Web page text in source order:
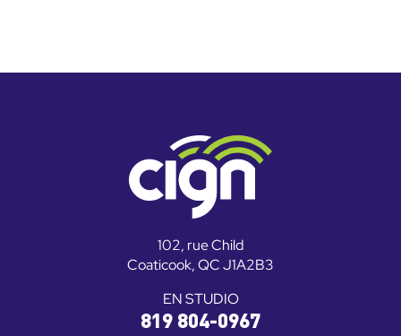
102, rue Child
Coaticook, QC J1A2B3
EN STUDIO
819 804-0967